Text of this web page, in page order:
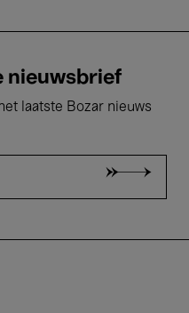
nieuwsbrief
laatste Bozar nieuws